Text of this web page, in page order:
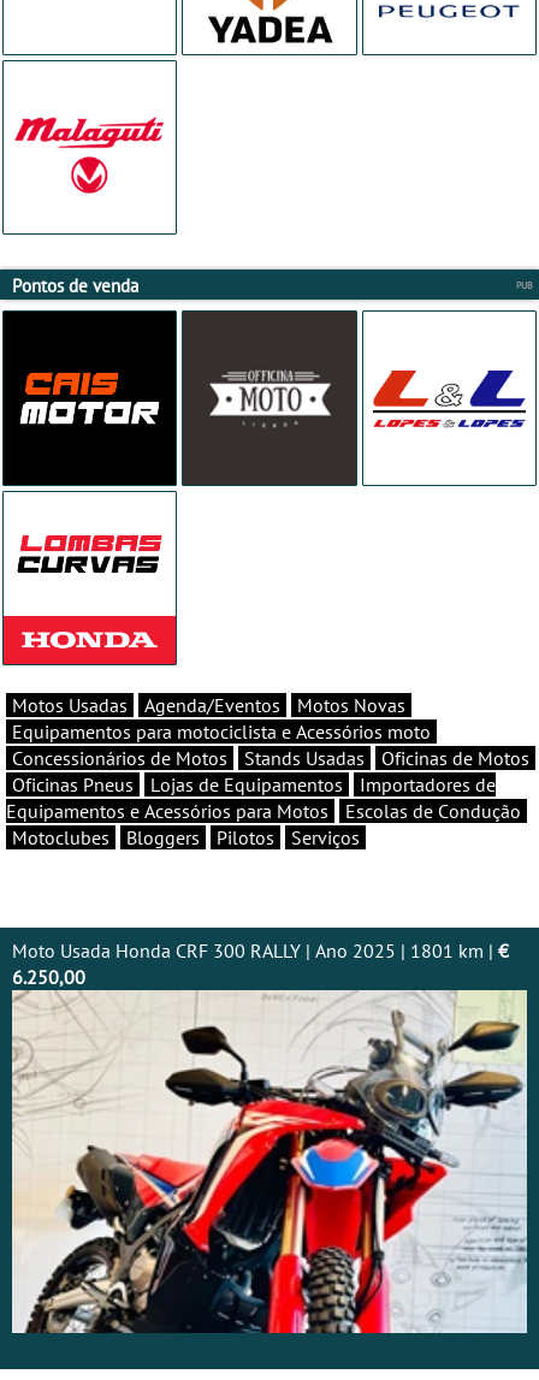
Pontos de venda
Motos Usadas Agenda/Eventos
Motos Novas
Equipamentos para motociclista e Acessórios moto
Concessionários de Motos
Stands Usadas
Oficinas de Motos
Oficinas Pneus
Lojas de Equipamentos
Importadores de
Equipamentos e Acessórios para Motos
Escolas de Condução
Motoclubes
Bloggers Pilotos Serviços
Moto Usada Honda CRF 300 RALLY | Ano 2025 | 1801 km | €
6.250,00